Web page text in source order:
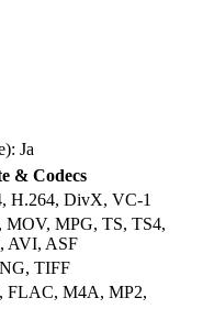
Ja
& Codecs
H.264, DivX, VC-1
MOV, MPG, TS, TS4,
AVI, ASF
TIFF
FLAC, M4A, MP2,